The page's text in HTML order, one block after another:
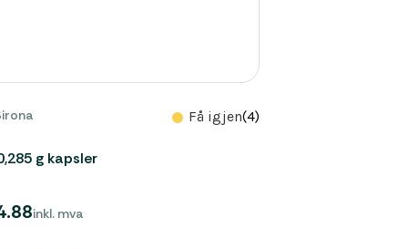
Få igjen(4)
g kapsler
inkl. mva